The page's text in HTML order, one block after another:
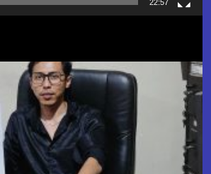
22:57